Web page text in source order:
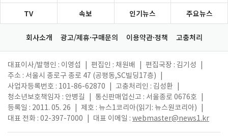
TV 속보 인기뉴스 주요뉴스
회사소개 광고/제휴·구매문의 이용약관·정책 고충처리
대표이사/발행인 : 이영섭 편집인 : 채원배 편집국장 : 김기성
주소 : 서울시 종로구 종로 47 (공평동,SC빌딩17층)
사업자등록번호 : 101-86-62870
고충처리인 : 김성환
청소년보호책임자 : 안병길
통신판매업신고 : 서울종로 0676호
등록일 : 2011. 05. 26
제호 : 뉴스1코리아(읽기: 뉴스원코리아)
대표 전화 : 02-397-7000
대표 이메일 : webmaster@news1.kr